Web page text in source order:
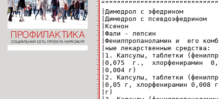
|Димедрол с эфедрином
|Димедрол с псевдоэфедрином
|Ксенон
|Фали - лепсин
|Фенилпропаноламин и  его
|ные лекарственные средства:
|1. Капсулы, таблетки
|0,075  г.,  хлорфенирамин
|0,004 г)
|2. Капсулы, таблетки
|0,05 г, хлорфенирамин 0,008
|г)